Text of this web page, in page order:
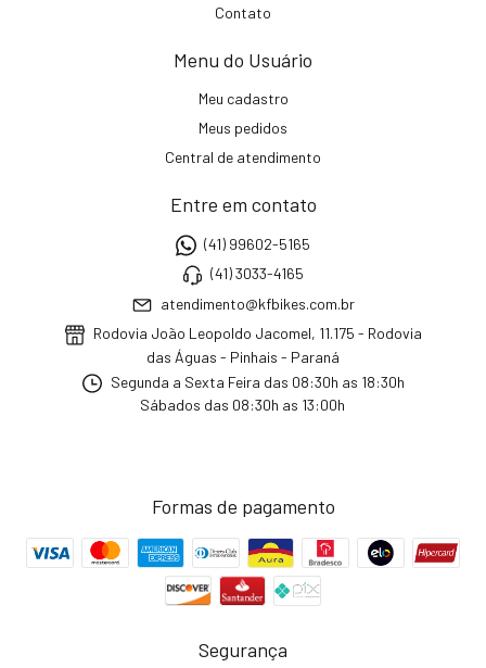
Contato
Menu do Usuário
Meu cadastro
Meus pedidos
Central de atendimento
Entre em contato
(41) 99602-5165
(41) 3033-4165
atendimento@kfbikes.com.br
Rodovia João Leopoldo Jacomel, 11.175 - Rodovia
das Águas - Pinhais - Paraná
Segunda a Sexta Feira das 08:30h as 18:30h
Sábados das 08:30h as 13:00h
Formas de pagamento
Segurança